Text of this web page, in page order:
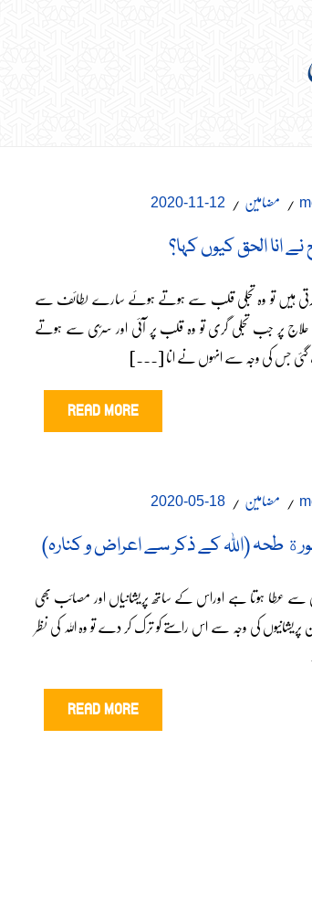
مضامین 12-11-2020
انا الحق کیوں کہا؟
ہیں تو وہ تجلی قلب سے ہوتے ہوئے سارے لطائف سے
پر جب تجلی گری تو وہ قلب پر آئی اور سرّی سے ہوتے
گئی جس کی وجہ سے انہوں نے انا [...]
READ MORE
مضامین 18-05-2020
طحہ (اللہ کے ذکر سے اعراض و کنارہ)
عطا ہوتا ہے اوراس کے ساتھ پریشانیاں اور مصائب بھی
کی وجہ سے اس راستے کو ترک کر دے تو وہ اللہ کی نظر
READ MORE